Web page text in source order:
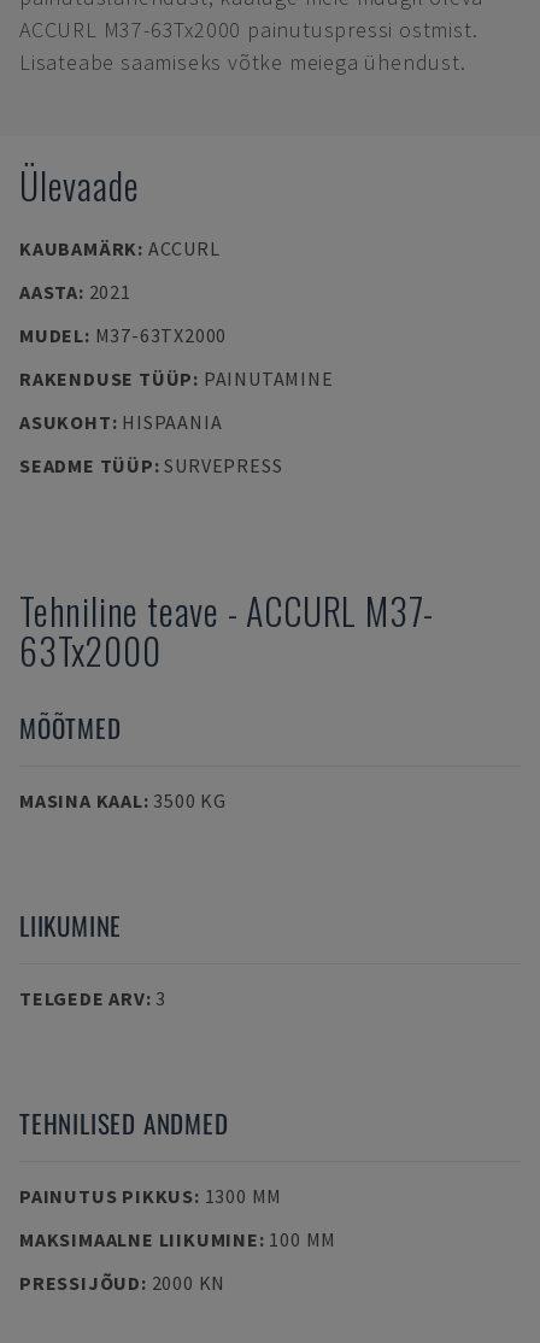
ACCURL M37-63Tx2000 painutuspressi ostmist.
Lisateabe saamiseks võtke meiega ühendust.
Ülevaade
KAUBAMÄRK: ACCURL
AASTA: 2021
MUDEL: M37-63TX2000
RAKENDUSE TÜÜP: PAINUTAMINE
ASUKOHT: HISPAANIA
SEADME TÜÜP:SURVEPRESS
Tehniline teave - ACCURL M37-
63Tx2000
MÕÕTMED
MASINA KAAL: 3500 KG
LIIKUMINE
TELGEDE ARV: 3
TEHNILISED ANDMED
PAINUTUS PIKKUS: 1300 MM
MAKSIMAALNE LIIKUMINE: 100 MM
PRESSIJÕUD: 2000 KN